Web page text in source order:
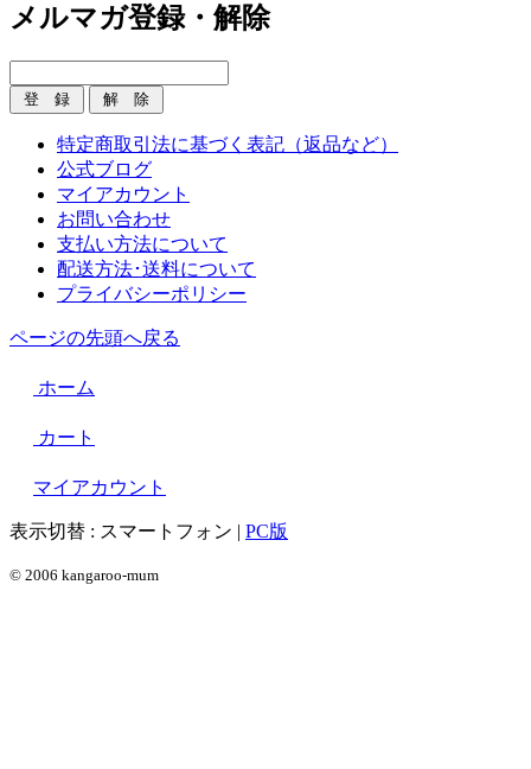
メルマガ登録・解除
特定商取引法に基づく表記（返品など）
公式ブログ
マイアカウント
お問い合わせ
支払い方法について
配送方法･送料について
プライバシーポリシー
ページの先頭へ戻る
ホーム
カート
マイアカウント
表示切替 : スマートフォン | PC版
© 2006 kangaroo-mum